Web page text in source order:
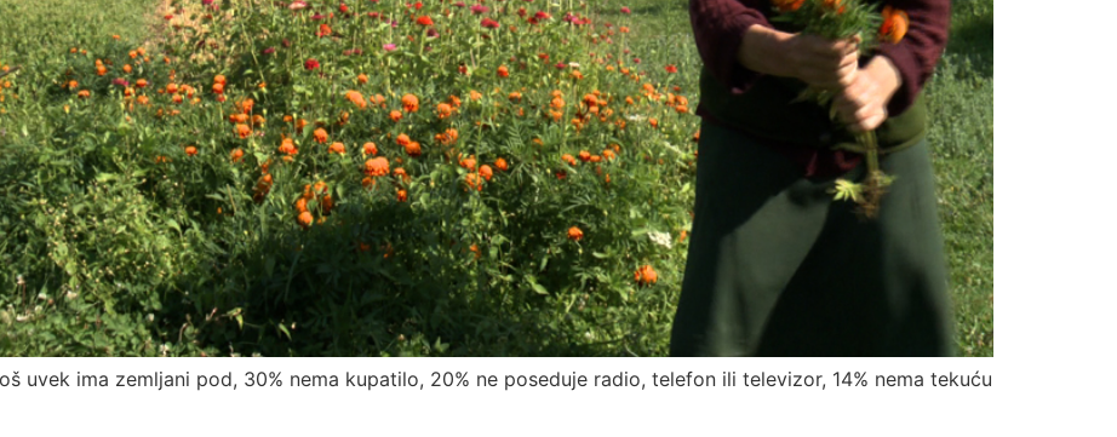
uvek ima zemljani pod, 30% nema kupatilo, 20% ne poseduje radio, telefon ili televizor, 14% nema tekuću